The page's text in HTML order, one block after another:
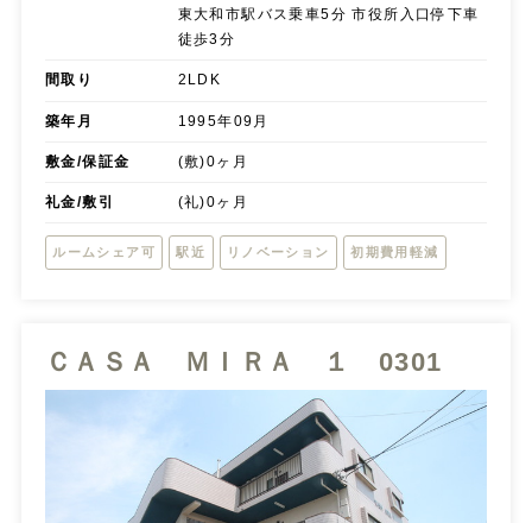
東大和市駅バス乗車5分 市役所入口停下車
徒歩3分
間取り 2LDK
築年月 1995年09月
敷金/保証金 (敷)0ヶ月
礼金/敷引 (礼)0ヶ月
ルームシェア可 駅近 リノベーション 初期費用軽減
ＣＡＳＡ ＭＩＲＡ １ 0301